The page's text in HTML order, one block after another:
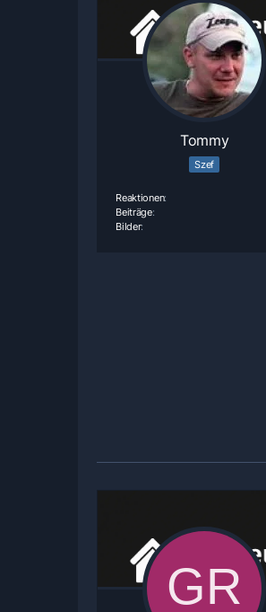
Tommy
Szef
Reaktionen
Beiträge
Bilder